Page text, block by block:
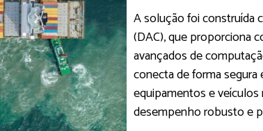
A solução foi construída
(DAC), que proporciona
avançados de
conecta de forma
equipamentos e veículos
desempenho robusto e